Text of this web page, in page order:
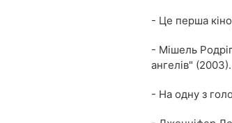
- Це перша
- Мішель
ангелів" (2003).
- На одну з